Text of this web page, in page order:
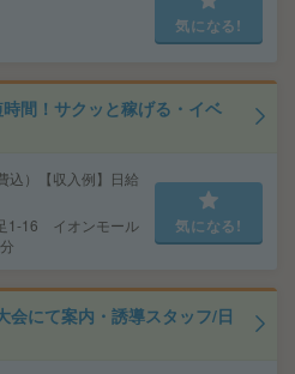
気になる!
間！サクッと稼げる・イベ
込）【収入例】日給
1-16 イオンモール
気になる!
会にて案内・誘導スタッフ/日